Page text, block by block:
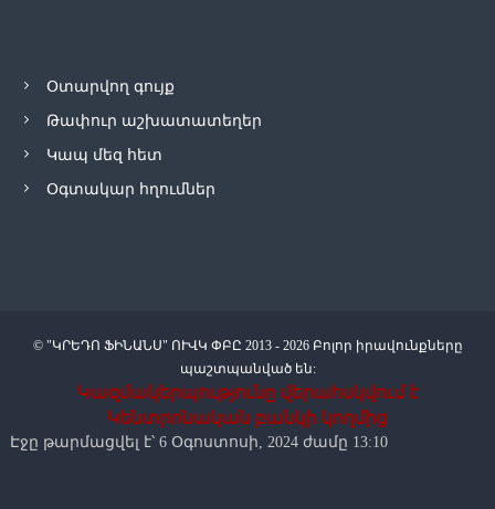
Օտարվող գույք
Թափուր աշխատատեղեր
Կապ մեզ հետ
Օգտակար հղումներ
© "ԿՐԵԴՈ ՖԻՆԱՆՍ" ՈՒՎԿ ՓԲԸ 2013 - 2026 Բոլոր իրավունքները
պաշտպանված են:
Կազմակերպությունը վերահսկվում է
Կենտրոնական բանկի կողմից
Էջը թարմացվել է՝ 6 Օգոստոսի, 2024 ժամը 13:10